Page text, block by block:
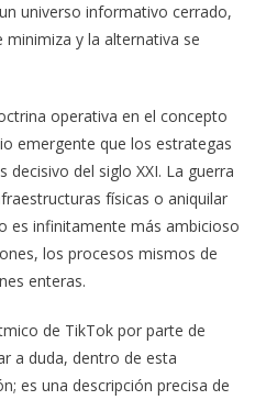
universo informativo cerrado,
minimiza y la alternativa se
operativa en el concepto
emergente que los estrategas
del siglo XXI. La guerra
físicas o aniquilar
es infinitamente más ambicioso
los procesos mismos de
enteras.
de TikTok por parte de
a duda, dentro de esta
es una descripción precisa de